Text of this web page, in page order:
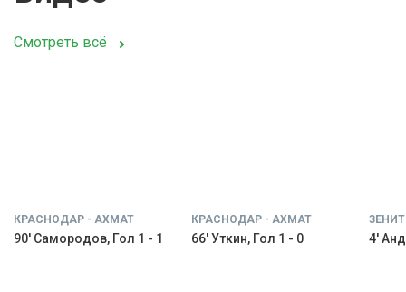
Смотреть всё
КРАСНОДАР - АХМАТ
90' Самородов, Гол 1 - 1
КРАСНОДАР - АХМАТ
66' Уткин, Гол 1 - 0 4'